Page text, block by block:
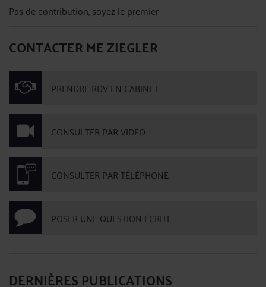
Pas de contribution, soyez le premier
CONTACTER ME ZIEGLER
PRENDRE RDV EN CABINET
CONSULTER PAR VIDÉO
CONSULTER PAR TÉLÉPHONE
POSER UNE QUESTION ÉCRITE
DERNIÈRES PUBLICATIONS